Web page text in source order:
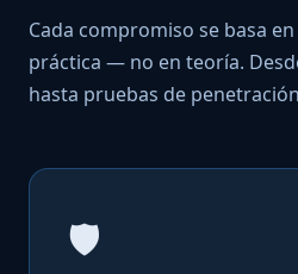
Cada compromiso se basa
práctica — no en teoría.
hasta pruebas de
🛡